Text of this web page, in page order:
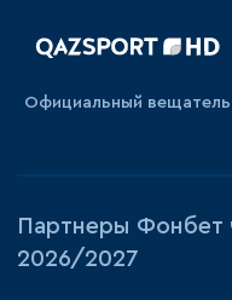
Официальный вещатель
Партнеры Фонбет
2026/2027